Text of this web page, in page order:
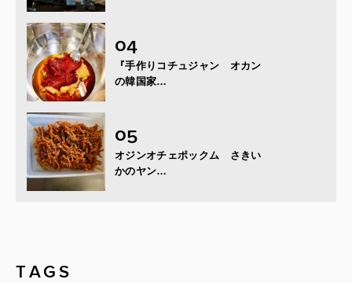
『手作りコチュジャン オカン
の韓国家…
オジンオチェポックム さきい
かのヤン…
TAGS